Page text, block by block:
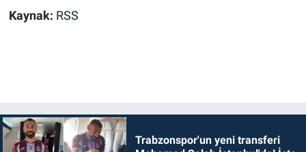
Kaynak: RSS
Trabzonspor'un yeni transferi